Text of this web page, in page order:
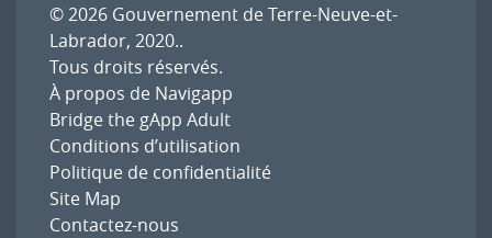
© 2026 Gouvernement de Terre-Neuve-et-
Labrador, 2020..
Tous droits réservés.
À propos de Navigapp
Bridge the gApp Adult
Conditions d’utilisation
Politique de confidentialité
Site Map
Contactez-nous